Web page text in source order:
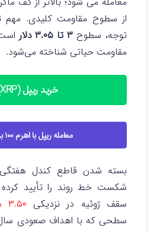
از سطوح مقاومت‌ کلیدی. مهم‌
توجه، سطوح ۳ تا ۳.۰۵ دلار
مقاومت حیاتی شناخته می‌شود.
خرید ریپل (XRP)
معامله ریپل با اهرم ۱۰۰ برابر
بسته شدن قاطع کندل هفتگی
شکست خط روند را تأیید
سقف ژوئیه در نزدیکی ۳.۵۰ دلار